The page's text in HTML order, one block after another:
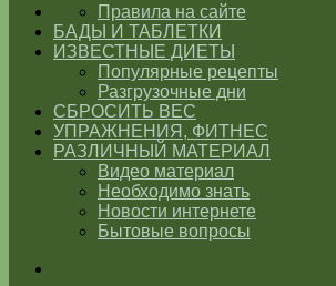
ГЛАВНАЯПравила на сайте
БАДЫ И ТАБЛЕТКИ
ИЗВЕСТНЫЕ ДИЕТЫ
Популярные рецепты
Разгрузочные дни
СБРОСИТЬ ВЕС
УПРАЖНЕНИЯ, ФИТНЕС
РАЗЛИЧНЫЙ МАТЕРИАЛ
Видео материал
Необходимо знать
Новости интернете
Бытовые вопросы